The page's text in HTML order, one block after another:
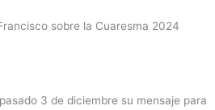
3 de diciembre su mensaje para